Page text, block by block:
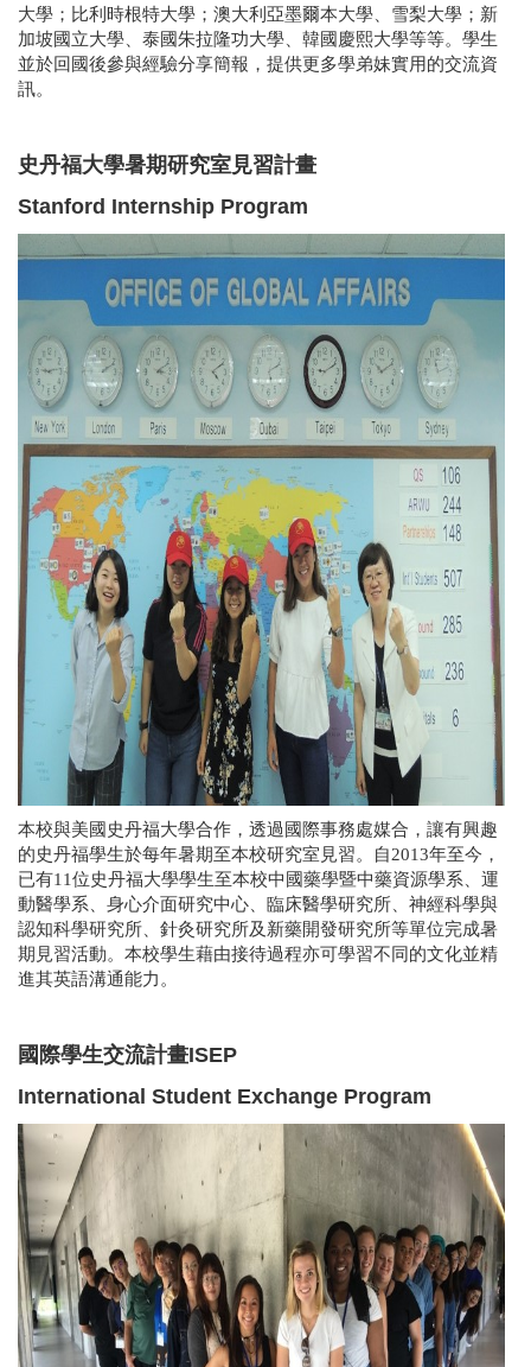
大學；比利時根特大學；澳大利亞墨爾本大學、雪梨大學；新
加坡國立大學、泰國朱拉隆功大學、韓國慶熙大學等等。學生
並於回國後參與經驗分享簡報，提供更多學弟妹實用的交流資
訊。
史丹福大學暑期研究室見習計畫
Stanford Internship Program
本校與美國史丹福大學合作，透過國際事務處媒合，讓有興趣
的史丹福學生於每年暑期至本校研究室見習。自2013年至今，
已有11位史丹福大學學生至本校中國藥學暨中藥資源學系、運
動醫學系、身心介面研究中心、臨床醫學研究所、神經科學與
認知科學研究所、針灸研究所及新藥開發研究所等單位完成暑
期見習活動。本校學生藉由接待過程亦可學習不同的文化並精
進其英語溝通能力。
國際學生交流計畫ISEP
International Student Exchange Program